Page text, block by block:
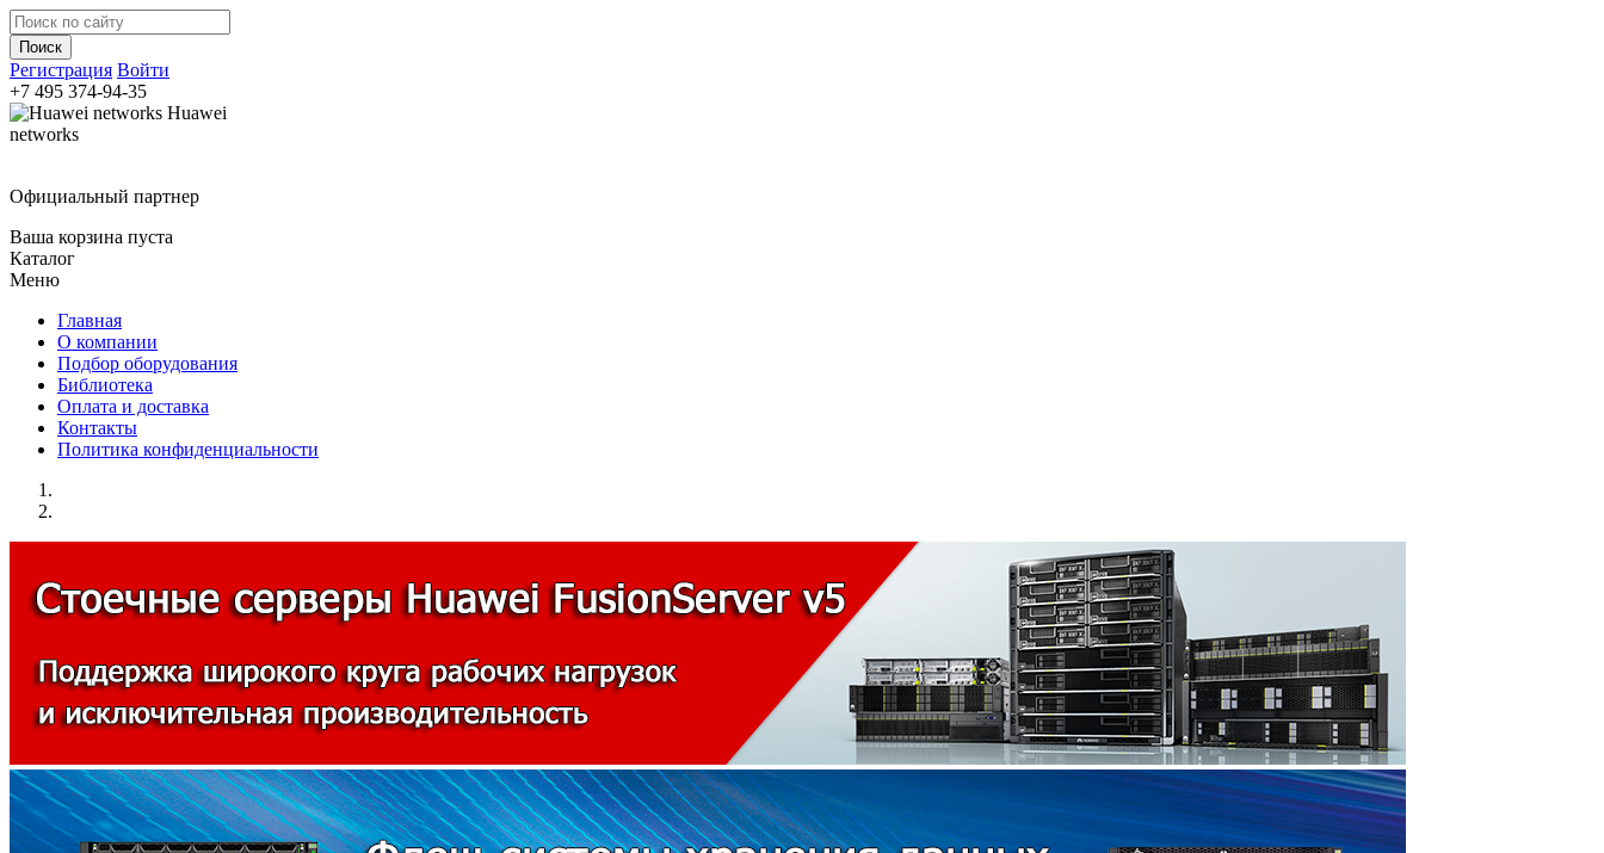
Регистрация Войти
+7 495 374-94-35
Huawei
networks
Официальный партнер
Ваша корзина пуста
Каталог
Меню
Главная
О компании
Подбор оборудования
Библиотека
Оплата и доставка
Контакты
Политика конфиденциальности